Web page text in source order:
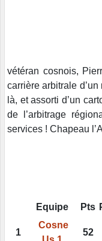
vétéran cosnois,
carrière arbitrale
là, et assorti d’un
de l’arbitrage
services ! Chapeau
Equipe Pts
1
Cosne
52